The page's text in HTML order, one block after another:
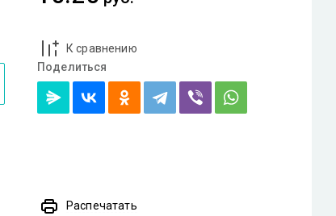
К сравнению
Поделиться
Распечатать